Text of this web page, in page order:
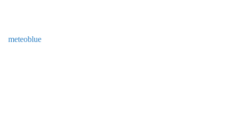
meteoblue